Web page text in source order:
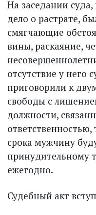
На заседании суда,
дело о растрате,
смягчающие
вины, раскаяние,
отсутствие у него
приговорили к
свободы с
должности,
ответственностью,
срока мужчину
принудительному
ежегодно.
Судебный акт